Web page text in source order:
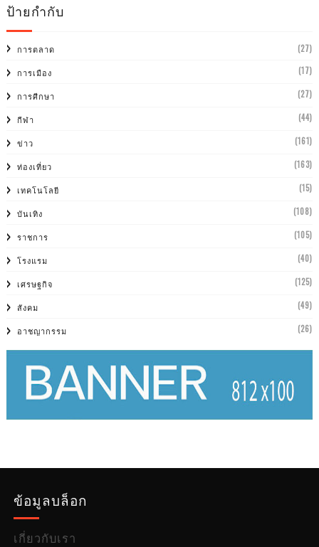
ป้ายกำกับ
การตลาด (27)
การเมือง (17)
การศีกษา (27)
กีฬา (44)
ข่าว (161)
ท่องเที่ยว (163)
เทคโนโลยี (15)
บันเทิง (108)
ราชการ (105)
โรงแรม (40)
เศรษฐกิจ (125)
สังคม (49)
อาชญากรรม (26)
ข้อมูลบล็อก
เกี่ยวกับเรา